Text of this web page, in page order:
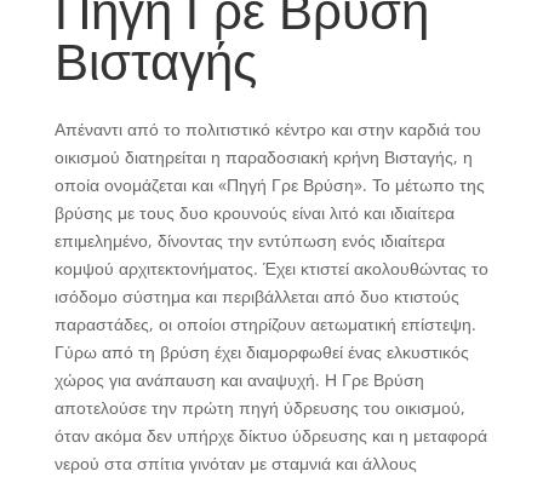
Βισταγής
Απέναντι από το πολιτιστικό κέντρο και στην καρδιά του
οικισμού διατηρείται η παραδοσιακή κρήνη Βισταγής, η
οποία ονομάζεται και «Πηγή Γρε Βρύση». Το μέτωπο της
βρύσης με τους δυο κρουνούς είναι λιτό και ιδιαίτερα
επιμελημένο, δίνοντας την εντύπωση ενός ιδιαίτερα
κομψού αρχιτεκτονήματος. Έχει κτιστεί ακολουθώντας το
ισόδομο σύστημα και περιβάλλεται από δυο κτιστούς
παραστάδες, οι οποίοι στηρίζουν αετωματική επίστεψη.
Γύρω από τη βρύση έχει διαμορφωθεί ένας ελκυστικός
χώρος για ανάπαυση και αναψυχή. Η Γρε Βρύση
αποτελούσε την πρώτη πηγή ύδρευσης του οικισμού,
όταν ακόμα δεν υπήρχε δίκτυο ύδρευσης και η μεταφορά
νερού στα σπίτια γινόταν με σταμνιά και άλλους